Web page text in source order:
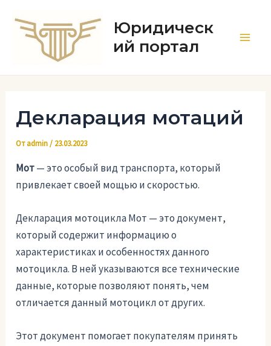
содержимому
Юридическ
ий портал
Декларация мотаций
Отadmin/ 23.03.2023
Мот— это особый вид транспорта, который
привлекает своей мощью и скоростью.
Декларация мотоцикла Мот — это документ,
который содержит информацию о
характеристиках и особенностях данного
мотоцикла. В ней указываются все технические
данные, которые позволяют понять, чем
отличается данный мотоцикл от других.
Этот документ помогает покупателям принять